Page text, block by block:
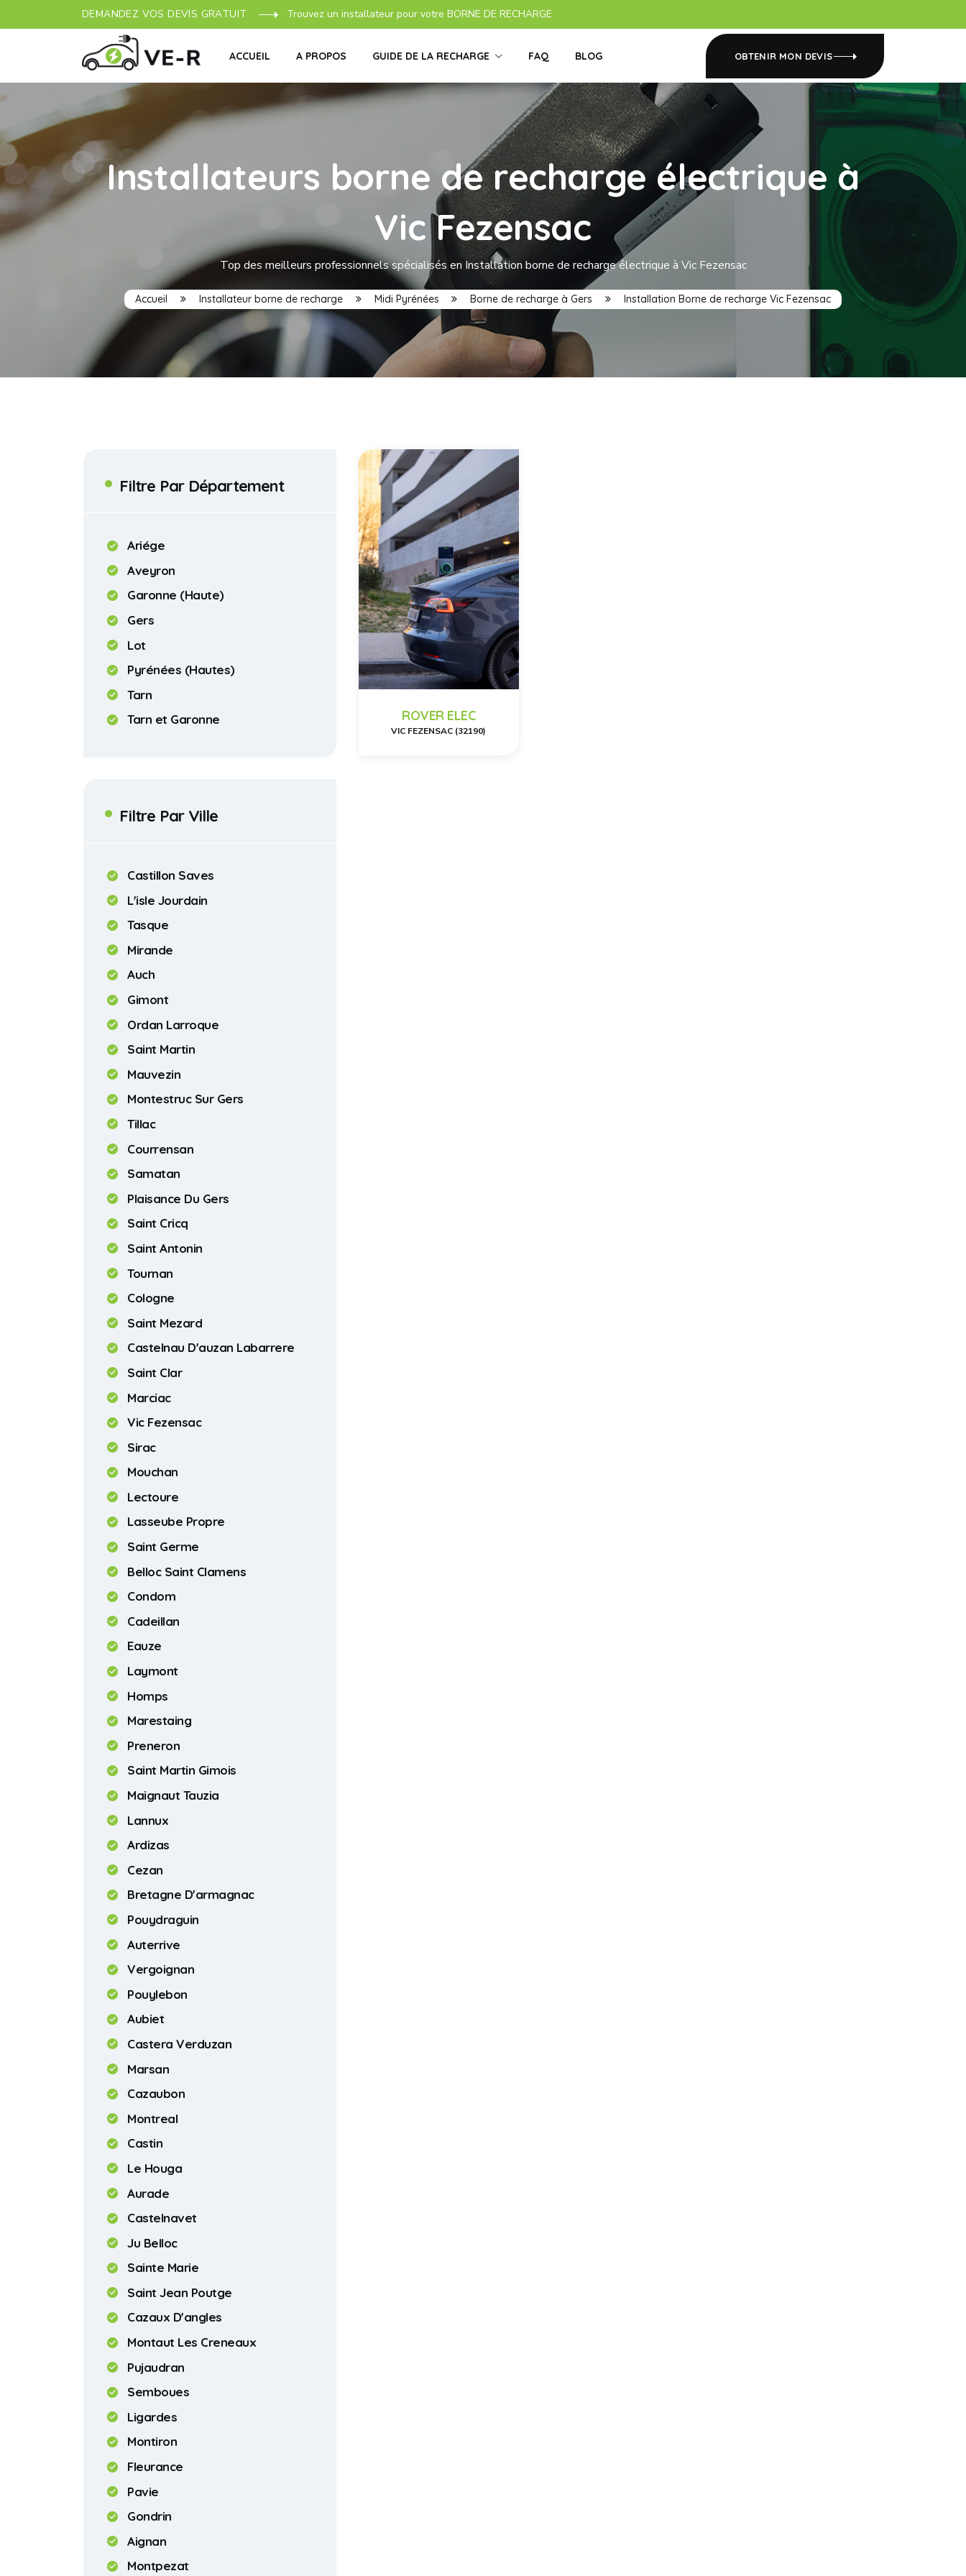
DEMANDEZ VOS DEVIS GRATUIT Trouvez un installateur pour votre BORNE DE RECHARGE
ACCUEIL A PROPOS GUIDE DE LA RECHARGE FAQ BLOG OBTENIR MON DEVIS
Installateurs borne de recharge électrique à
Vic Fezensac
Top des meilleurs professionnels spécialisés en Installation borne de recharge électrique à Vic Fezensac
Accueil Installateur borne de recharge Midi Pyrénées Borne de recharge à Gers Installation Borne de recharge Vic Fezensac
Filtre Par Département
Ariége
Aveyron
Garonne (Haute)
Gers
Lot
Pyrénées (Hautes)
Tarn
Tarn et Garonne
Filtre Par Ville
Castillon Saves
L'isle Jourdain
Tasque
Mirande
Auch
Gimont
Ordan Larroque
Saint Martin
Mauvezin
Montestruc Sur Gers
Tillac
Courrensan
Samatan
Plaisance Du Gers
Saint Cricq
Saint Antonin
Tournan
Cologne
Saint Mezard
Castelnau D'auzan Labarrere
Saint Clar
Marciac
Vic Fezensac
Sirac
Mouchan
Lectoure
Lasseube Propre
Saint Germe
Belloc Saint Clamens
Condom
Cadeillan
Eauze
Laymont
Homps
Marestaing
Preneron
Saint Martin Gimois
Maignaut Tauzia
Lannux
Ardizas
Cezan
Bretagne D'armagnac
Pouydraguin
Auterrive
Vergoignan
Pouylebon
Aubiet
Castera Verduzan
Marsan
Cazaubon
Montreal
Castin
Le Houga
Aurade
Castelnavet
Ju Belloc
Sainte Marie
Saint Jean Poutge
Cazaux D'angles
Montaut Les Creneaux
Pujaudran
Semboues
Ligardes
Montiron
Fleurance
Pavie
Gondrin
Aignan
Montpezat
ROVER ELEC
VIC FEZENSAC (32190)